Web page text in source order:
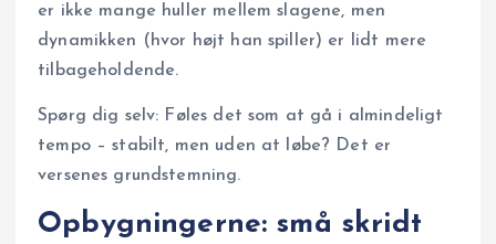
er ikke mange huller mellem slagene, men
dynamikken (hvor højt han spiller) er lidt mere
tilbageholdende.
Spørg dig selv: Føles det som at gå i almindeligt
tempo – stabilt, men uden at løbe? Det er
versenes grundstemning.
Opbygningerne: små skridt